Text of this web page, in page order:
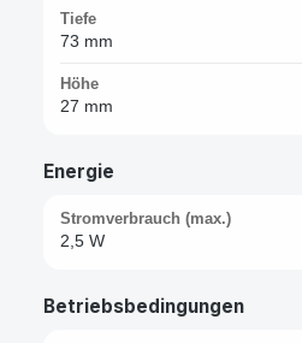
Tiefe
73 mm
Höhe
27 mm
Energie
Stromverbrauch (max.)
2,5 W
Betriebsbedingungen